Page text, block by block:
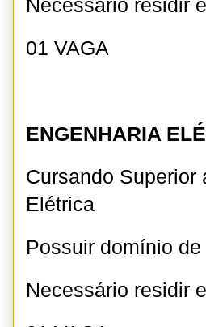
Necessário residir
01 VAGA
ENGENHARIA
Cursando Superior
Elétrica
Possuir domínio
Necessário residir